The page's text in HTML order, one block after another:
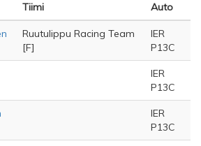
Tiimi Auto
Ruutulippu Racing Team
[F]
IER
P13C
IER
P13C
IER
P13C